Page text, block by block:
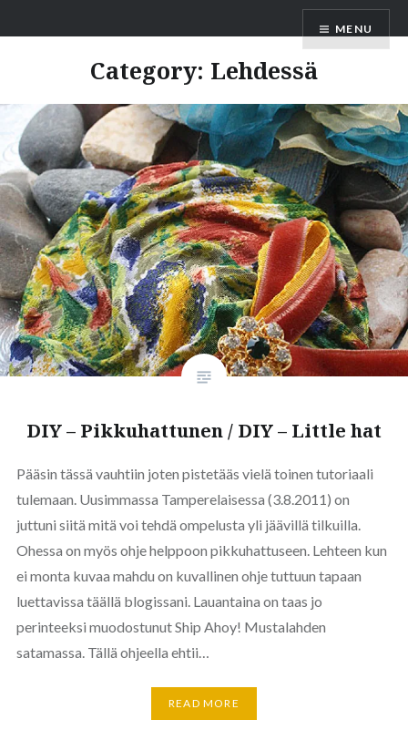
to
MENU
Category: Lehdessä
DIY – Pikkuhattunen / DIY – Little hat
Pääsin tässä vauhtiin joten pistetääs vielä toinen tutoriaali
tulemaan. Uusimmassa Tamperelaisessa (3.8.2011) on
juttuni siitä mitä voi tehdä ompelusta yli jäävillä tilkuilla.
Ohessa on myös ohje helppoon pikkuhattuseen. Lehteen kun
ei monta kuvaa mahdu on kuvallinen ohje tuttuun tapaan
luettavissa täällä blogissani. Lauantaina on taas jo
perinteeksi muodostunut Ship Ahoy! Mustalahden
satamassa. Tällä ohjeella ehtii…
READ MORE